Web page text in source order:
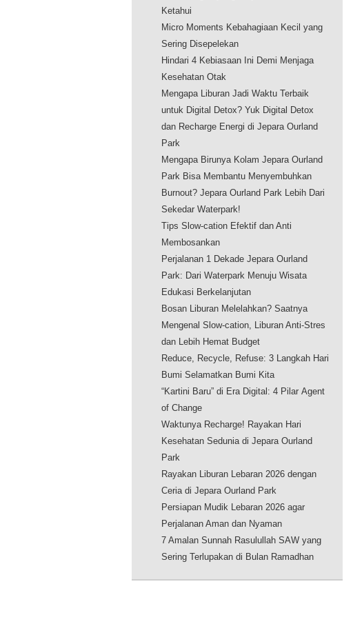
Ketahui
Micro Moments Kebahagiaan Kecil yang
Sering Disepelekan
Hindari 4 Kebiasaan Ini Demi Menjaga
Kesehatan Otak
Mengapa Liburan Jadi Waktu Terbaik
untuk Digital Detox? Yuk Digital Detox
dan Recharge Energi di Jepara Ourland
Park
Mengapa Birunya Kolam Jepara Ourland
Park Bisa Membantu Menyembuhkan
Burnout? Jepara Ourland Park Lebih Dari
Sekedar Waterpark!
Tips Slow-cation Efektif dan Anti
Membosankan
Perjalanan 1 Dekade Jepara Ourland
Park: Dari Waterpark Menuju Wisata
Edukasi Berkelanjutan
Bosan Liburan Melelahkan? Saatnya
Mengenal Slow-cation, Liburan Anti-Stres
dan Lebih Hemat Budget
Reduce, Recycle, Refuse: 3 Langkah Hari
Bumi Selamatkan Bumi Kita
“Kartini Baru” di Era Digital: 4 Pilar Agent
of Change
Waktunya Recharge! Rayakan Hari
Kesehatan Sedunia di Jepara Ourland
Park
Rayakan Liburan Lebaran 2026 dengan
Ceria di Jepara Ourland Park
Persiapan Mudik Lebaran 2026 agar
Perjalanan Aman dan Nyaman
7 Amalan Sunnah Rasulullah SAW yang
Sering Terlupakan di Bulan Ramadhan